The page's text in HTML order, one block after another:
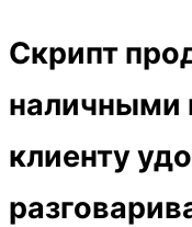
Скрипт
наличными
клиенту